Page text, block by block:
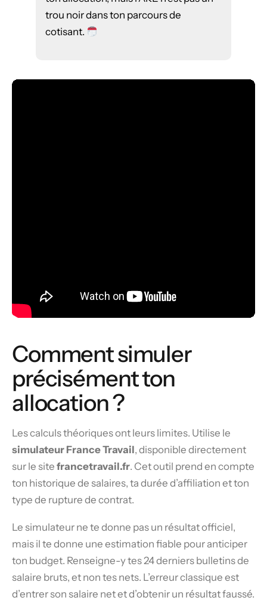
trou noir dans ton parcours de
cotisant.
Comment simuler
précisément ton
allocation ?
Les calculs théoriques ont leurs limites. Utilise le
simulateur France Travail, disponible directement
sur le site francetravail.fr. Cet outil prend en compte
ton historique de salaires, ta durée d’affiliation et ton
type de rupture de contrat.
Le simulateur ne te donne pas un résultat officiel,
mais il te donne une estimation fiable pour anticiper
ton budget. Renseigne-y tes 24 derniers bulletins de
salaire bruts, et non tes nets. L’erreur classique est
d’entrer son salaire net et d’obtenir un résultat faussé.